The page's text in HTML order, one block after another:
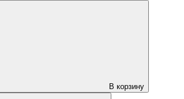
В корзину